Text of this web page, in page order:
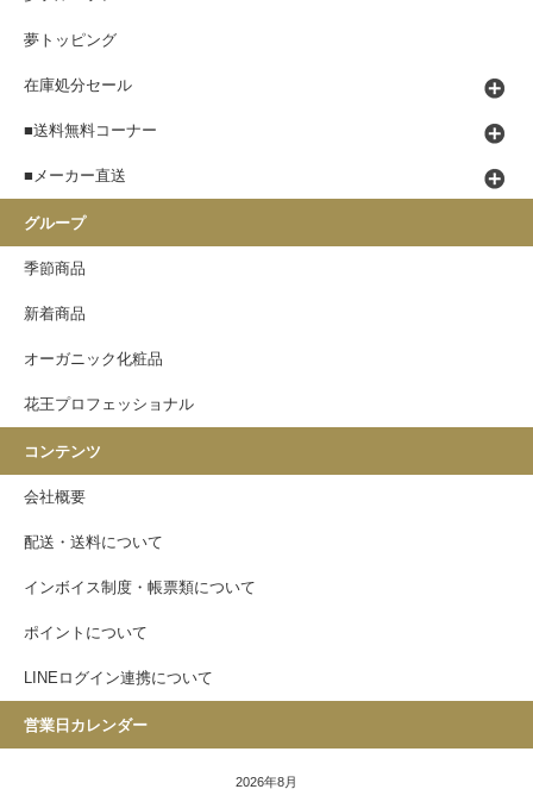
夢トッピング
在庫処分セール
■送料無料コーナー
■メーカー直送
グループ
季節商品
新着商品
オーガニック化粧品
花王プロフェッショナル
コンテンツ
会社概要
配送・送料について
インボイス制度・帳票類について
ポイントについて
LINEログイン連携について
営業日カレンダー
2026年8月